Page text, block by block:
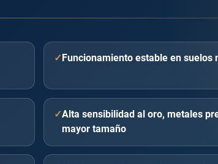
✓Funcionamiento estable en suelos
✓Alta sensibilidad al oro, metales
mayor tamaño